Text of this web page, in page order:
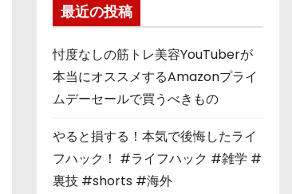
最近の投稿
忖度なしの筋トレ美容YouTuberが
本当にオススメするAmazonプライ
ムデーセールで買うべきもの
やると損する！本気で後悔したライ
フハック！ #ライフハック #雑学 #
裏技 #shorts #海外